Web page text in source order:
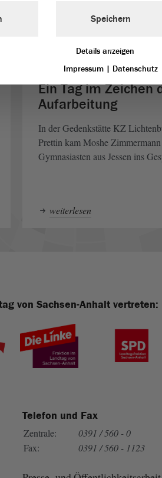
Ein Tag im Zeichen
Aufarbeitung
In der Gedenkstätte KZ
Prettin kam Moshe
Gymnasiasten aus Jessen ins
weiterlesen
von Sachsen-Anhalt vertreten:
Telefon und Fax
Zentrale:
0391 / 560 - 0
Fax:
0391 / 560 - 1123
Speichern
Details anzeigen
Impressum | Datenschutz